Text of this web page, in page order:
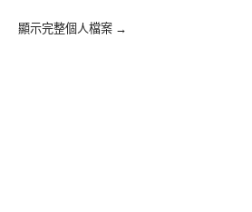
顯示完整個人檔案 →